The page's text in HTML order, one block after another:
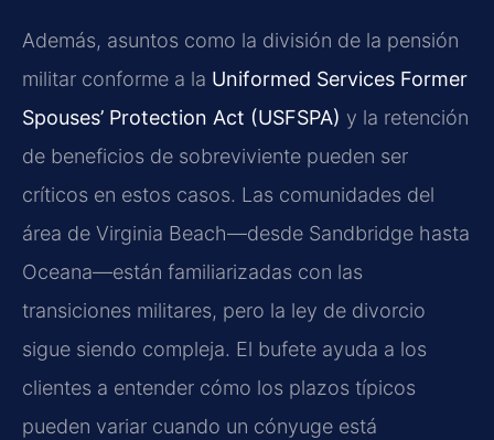
Además, asuntos como la división de la pensión
militar conforme a la Uniformed Services Former
Spouses’ Protection Act (USFSPA) y la retención
de beneficios de sobreviviente pueden ser
críticos en estos casos. Las comunidades del
área de Virginia Beach—desde Sandbridge hasta
Oceana—están familiarizadas con las
transiciones militares, pero la ley de divorcio
sigue siendo compleja. El bufete ayuda a los
clientes a entender cómo los plazos típicos
pueden variar cuando un cónyuge está